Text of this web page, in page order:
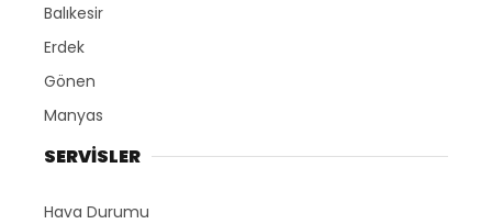
Balıkesir
Erdek
Gönen
Manyas
SERVİSLER
Hava Durumu